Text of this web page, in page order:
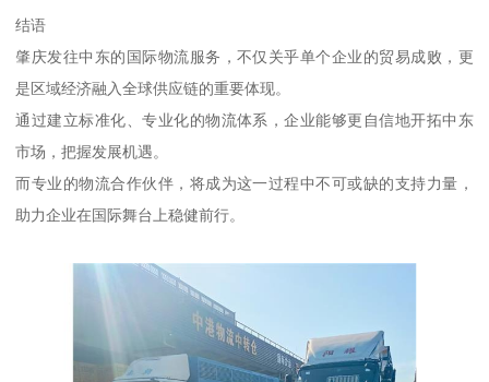
结语
肇庆发往中东的国际物流服务，不仅关乎单个企业的贸易成败，更
是区域经济融入全球供应链的重要体现。
通过建立标准化、专业化的物流体系，企业能够更自信地开拓中东
市场，把握发展机遇。
而专业的物流合作伙伴，将成为这一过程中不可或缺的支持力量，
助力企业在国际舞台上稳健前行。